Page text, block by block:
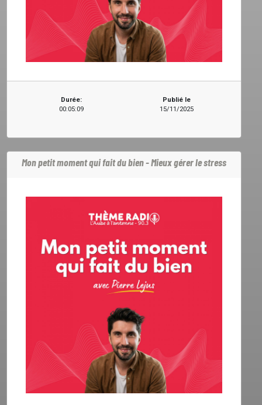
Durée:
00:05:09
Publié le
15/11/2025
Mon petit moment qui fait du bien - Mieux gérer le stress